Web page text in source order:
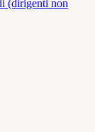
(dirigenti non